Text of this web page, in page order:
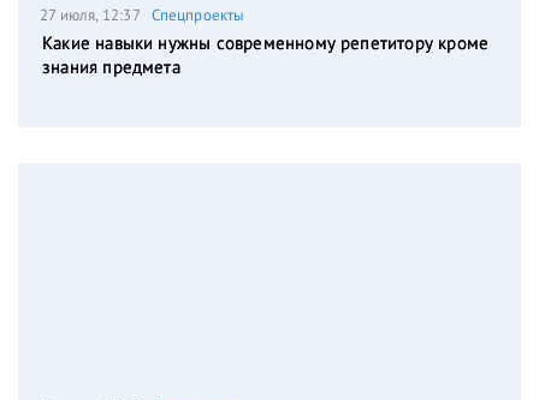
27 июля, 12:37 Спецпроекты
Какие навыки нужны современному репетитору кроме
знания предмета